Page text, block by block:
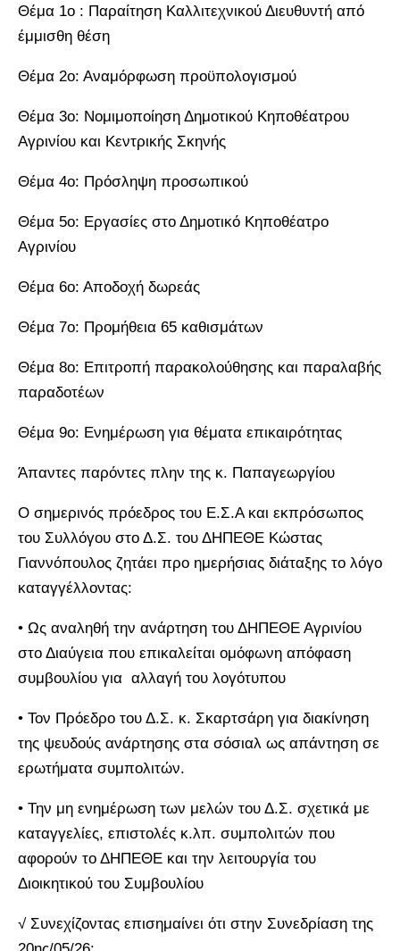
Θέμα 1ο : Παραίτηση Καλλιτεχνικού Διευθυντή από
έμμισθη θέση
Θέμα 2ο: Αναμόρφωση προϋπολογισμού
Θέμα 3ο: Νομιμοποίηση Δημοτικού Κηποθέατρου
Αγρινίου και Κεντρικής Σκηνής
Θέμα 4ο: Πρόσληψη προσωπικού
Θέμα 5ο: Εργασίες στο Δημοτικό Κηποθέατρο
Αγρινίου
Θέμα 6ο: Αποδοχή δωρεάς
Θέμα 7ο: Προμήθεια 65 καθισμάτων
Θέμα 8ο: Επιτροπή παρακολούθησης και παραλαβής
παραδοτέων
Θέμα 9ο: Ενημέρωση για θέματα επικαιρότητας
Άπαντες παρόντες πλην της κ. Παπαγεωργίου
Ο σημερινός πρόεδρος του Ε.Σ.Α και εκπρόσωπος
του Συλλόγου στο Δ.Σ. του ΔΗΠΕΘΕ Κώστας
Γιαννόπουλος ζητάει προ ημερήσιας διάταξης το λόγο
καταγγέλλοντας:
• Ως αναληθή την ανάρτηση του ΔΗΠΕΘΕ Αγρινίου
στο Διαύγεια που επικαλείται ομόφωνη απόφαση
συμβουλίου για αλλαγή του λογότυπου
• Τον Πρόεδρο του Δ.Σ. κ. Σκαρτσάρη για διακίνηση
της ψευδούς ανάρτησης στα σόσιαλ ως απάντηση σε
ερωτήματα συμπολιτών.
• Την μη ενημέρωση των μελών του Δ.Σ. σχετικά με
καταγγελίες, επιστολές κ.λπ. συμπολιτών που
αφορούν το ΔΗΠΕΘΕ και την λειτουργία του
Διοικητικού του Συμβουλίου
√ Συνεχίζοντας επισημαίνει ότι στην Συνεδρίαση της